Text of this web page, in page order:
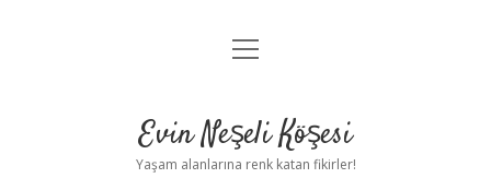
Anasayfa
Yasal Uyarı
menüyü
Evin Neşeli Köşesi
Yaşam alanlarına renk katan fikirler!